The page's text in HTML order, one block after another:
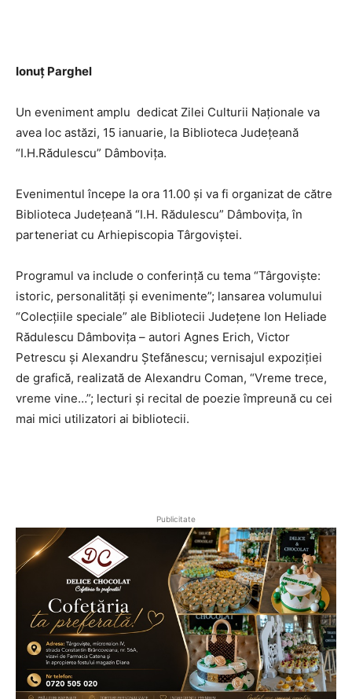
Ionuț Parghel
Un eveniment amplu dedicat Zilei Culturii Naționale va
avea loc astăzi, 15 ianuarie, la Biblioteca Județeană
“I.H.Rădulescu” Dâmbovița.
Evenimentul începe la ora 11.00 și va fi organizat de către
Biblioteca Județeană “I.H. Rădulescu” Dâmbovița, în
parteneriat cu Arhiepiscopia Târgoviștei.
Programul va include o conferință cu tema “Târgoviște:
istoric, personalități și evenimente”; lansarea volumului
“Colecțiile speciale” ale Bibliotecii Județene Ion Heliade
Rădulescu Dâmbovița – autori Agnes Erich, Victor
Petrescu și Alexandru Ștefănescu; vernisajul expoziției
de grafică, realizată de Alexandru Coman, “Vreme trece,
vreme vine…”; lecturi și recital de poezie împreună cu cei
mai mici utilizatori ai bibliotecii.
Publicitate